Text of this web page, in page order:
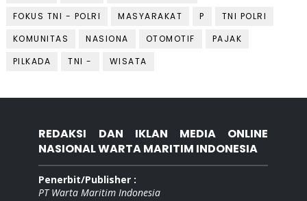
FOKUS TNI - POLRI
MASYARAKAT P
TNI POLRI
KOMUNITAS
NASIONA OTOMOTIF
PAJAK
PILKADA
TNI - WISATA
REDAKSI DAN IKLAN MEDIA ONLINE
NASIONAL WARTA MARITIM INDONESIA
Penerbit/Publisher :
PT Warta Maritim Indonesia